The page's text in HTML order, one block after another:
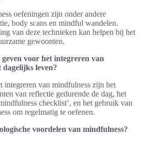
oefeningen zijn onder andere
body scans en mindful wandelen.
van deze technieken kan helpen bij het
gewoonten.
voor het integreren van
leven?
integreren van mindfulness zijn het
van reflectie gedurende de dag, het
checklist’, en het gebruik van
om regelmatig te oefenen.
voordelen van mindfulness?